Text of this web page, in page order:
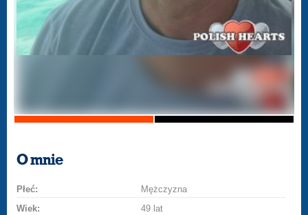
O mnie
Płeć:
Mężczyzna
Wiek:
49 lat